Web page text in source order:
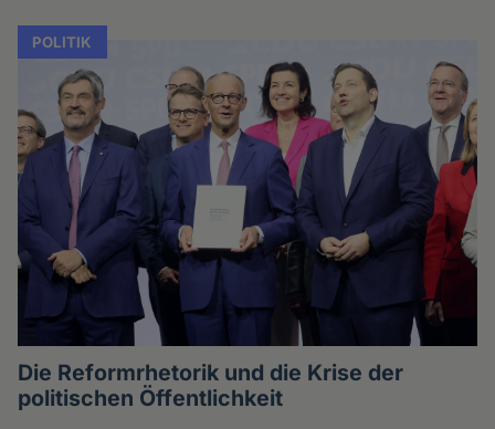
POLITIK
Die Reformrhetorik und die Krise der
politischen Öffentlichkeit